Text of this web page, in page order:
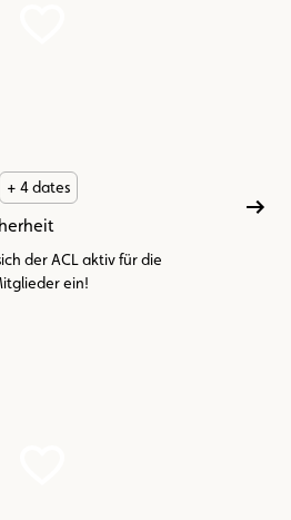
+ 4 dates
der ACL aktiv für die
ein!